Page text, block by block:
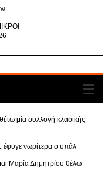
μία συλλογή κλασικής
νωρίτερα ο υπάλ
Μαρία Δημητρίου θέλω